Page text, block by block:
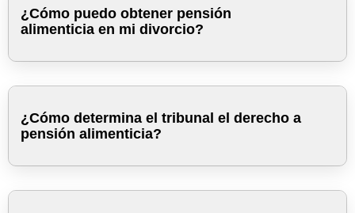
¿Cómo puedo obtener pensión
alimenticia en mi divorcio?
¿Cómo determina el tribunal el derecho a
pensión alimenticia?